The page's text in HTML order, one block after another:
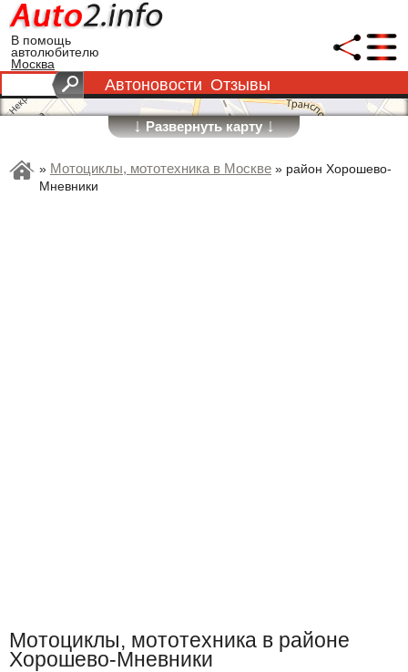
В помощь
автолюбителю
Москва
Автоновости Отзывы
↓Развернуть карту↓
» Мотоциклы, мототехника в Москве » район Хорошево-
Мневники
Мотоциклы, мототехника в районе
Хорошево-Мневники